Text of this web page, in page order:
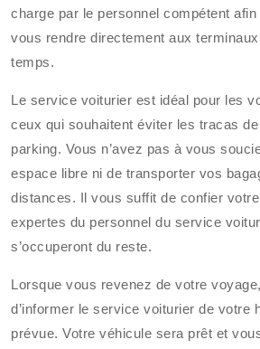
charge par le personnel compétent
vous rendre directement aux
temps.
Le service voiturier est idéal pour les
ceux qui souhaitent éviter les tracas
parking. Vous n’avez pas à vous
espace libre ni de transporter vos
distances. Il vous suffit de confier
expertes du personnel du service
s’occuperont du reste.
Lorsque vous revenez de votre
d’informer le service voiturier de votre
prévue. Votre véhicule sera prêt et